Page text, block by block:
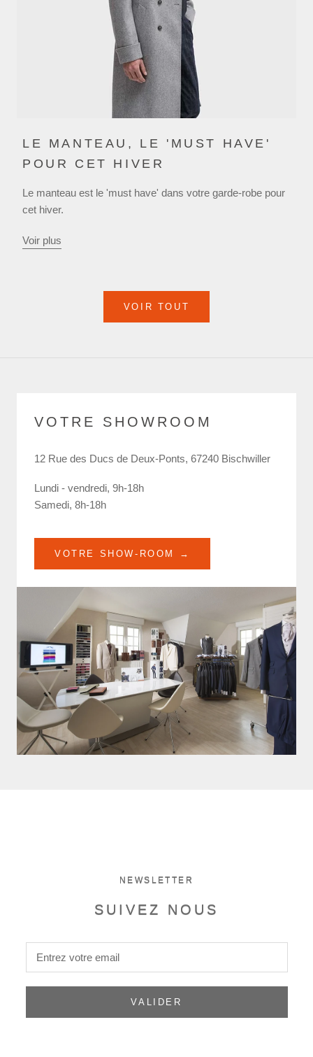
LE MANTEAU, LE 'MUST HAVE'
POUR CET HIVER
Le manteau est le 'must have' dans votre garde-robe pour
cet hiver.
Voir plus
VOIR TOUT
VOTRE SHOWROOM
12 Rue des Ducs de Deux-Ponts, 67240 Bischwiller
Lundi - vendredi, 9h-18h
Samedi, 8h-18h
VOTRE SHOW-ROOM →
NEWSLETTER
SUIVEZ NOUS
VALIDER